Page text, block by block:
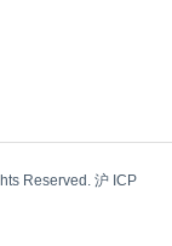
Reserved. 沪 ICP